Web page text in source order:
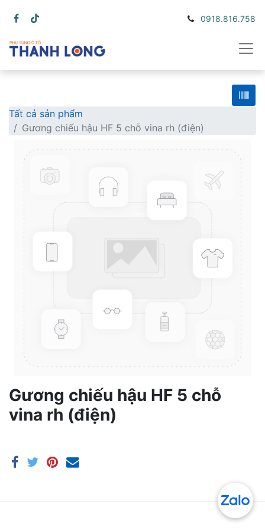
0918.816.758
Tất cả sản phẩm
Gương chiếu hậu HF 5 chỗ vina rh (điện)
Gương chiếu hậu HF 5 chỗ
vina rh (điện)